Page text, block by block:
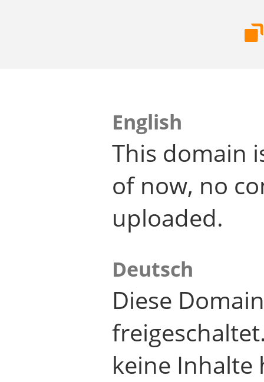
English
This domain
of now, no
uploaded.
Deutsch
Diese
keine Inhalte